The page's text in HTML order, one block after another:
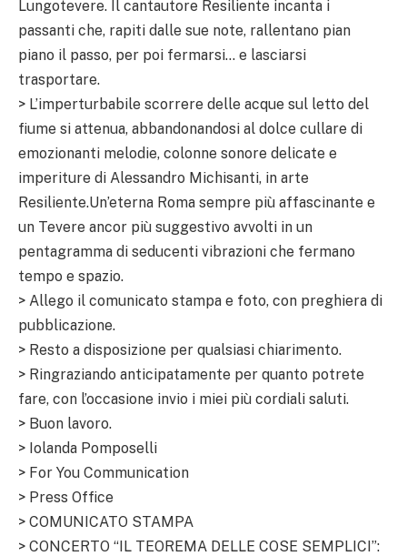
Lungotevere. Il cantautore Resiliente incanta i
passanti che, rapiti dalle sue note, rallentano pian
piano il passo, per poi fermarsi… e lasciarsi
trasportare.
> L’imperturbabile scorrere delle acque sul letto del
fiume si attenua, abbandonandosi al dolce cullare di
emozionanti melodie, colonne sonore delicate e
imperiture di Alessandro Michisanti, in arte
Resiliente.Un’eterna Roma sempre più affascinante e
un Tevere ancor più suggestivo avvolti in un
pentagramma di seducenti vibrazioni che fermano
tempo e spazio.
> Allego il comunicato stampa e foto, con preghiera di
pubblicazione.
> Resto a disposizione per qualsiasi chiarimento.
> Ringraziando anticipatamente per quanto potrete
fare, con l’occasione invio i miei più cordiali saluti.
> Buon lavoro.
> Iolanda Pomposelli
> For You Communication
> Press Office
> COMUNICATO STAMPA
> CONCERTO “IL TEOREMA DELLE COSE SEMPLICI”: